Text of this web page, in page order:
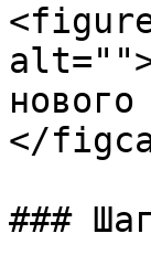
</
###